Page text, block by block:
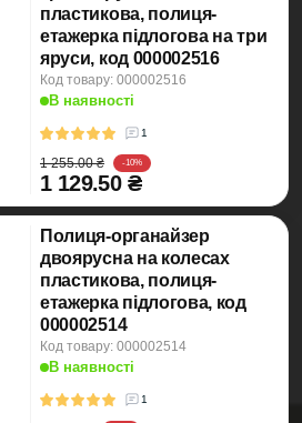
пластикова, полиця-
етажерка підлогова на три
яруси, код 000002516
Код товару: 000002516
В наявності
1
1 255.00 ₴ -10%
1 129.50 ₴
Полиця-органайзер
двоярусна на колесах
пластикова, полиця-
етажерка підлогова, код
000002514
Код товару: 000002514
В наявності
1